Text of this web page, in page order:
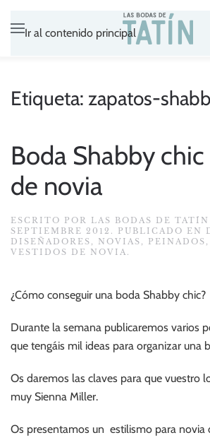
Ir al contenido principal
Etiqueta: zapatos-
Boda Shabby
de novia
ESCRITO POR LAS BODAS DE TATÍN
SEPTIEMBRE 2012 . PUBLICADO EN
DISEÑADORES , NOVIAS , PEINADOS ,
VESTIDOS DE NOVIA .
¿Cómo conseguir una boda Shabby chic?
Durante la semana publicaremos varios
que tengáis mil ideas para organizar una
Os daremos las claves para que vuestro
muy Sienna Miller.
Os presentamos un estilismo para novia